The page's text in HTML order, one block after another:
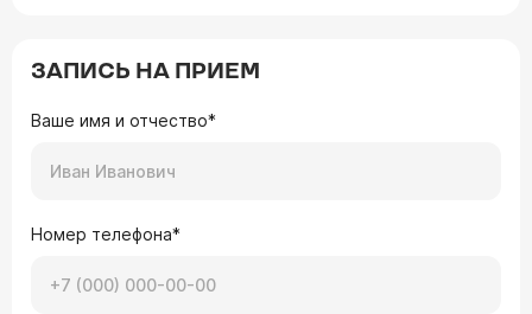
ЗАПИСЬ НА ПРИЕМ
Ваше имя и отчество*
Номер телефона*